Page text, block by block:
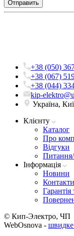
+38 (050)
+38 (067)
+38 (044)
kip-
Україна,
Клієнту
Каталог
Про
Вiдгуки
Питання/
Iнформацiя
Новини
Контакти
Гарантія
© Кип-Электро, ЧП
WebOsnova - швидке